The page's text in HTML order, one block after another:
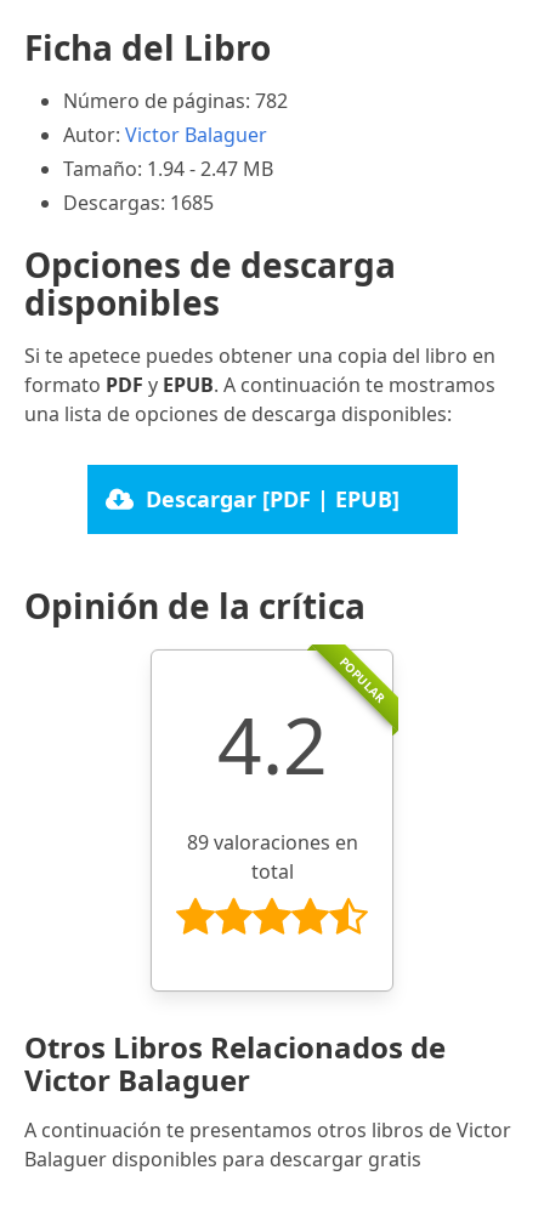
Ficha del Libro
Número de páginas: 782
Autor: Victor Balaguer
Tamaño: 1.94 - 2.47 MB
Descargas: 1685
Opciones de descarga
disponibles
Si te apetece puedes obtener una copia del libro en
formato PDF y EPUB. A continuación te mostramos
una lista de opciones de descarga disponibles:
Descargar [PDF | EPUB]
Opinión de la crítica
POPULAR
4.2
89 valoraciones en
total
Otros Libros Relacionados de
Victor Balaguer
A continuación te presentamos otros libros de Victor
Balaguer disponibles para descargar gratis